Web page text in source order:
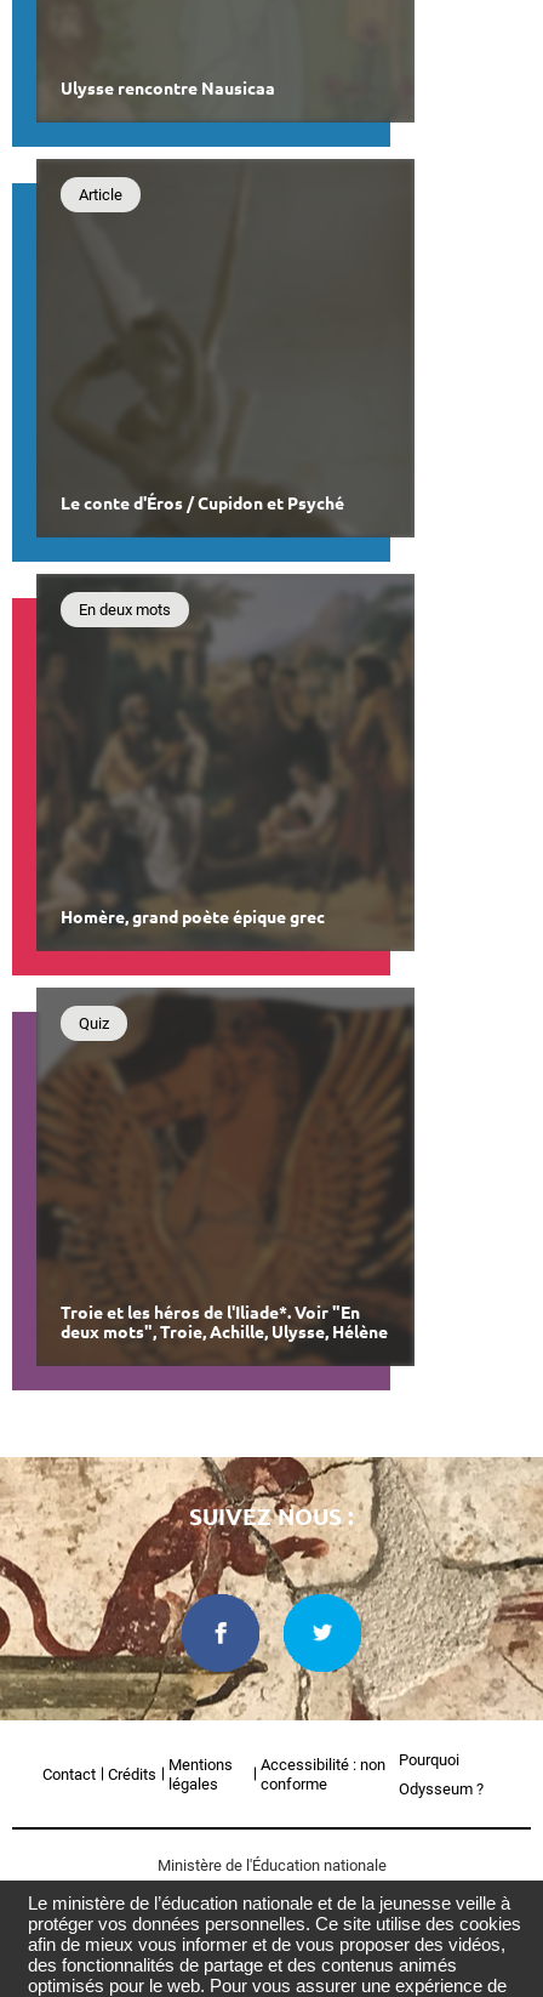
Ulysse rencontre Nausicaa
Le conte d'Éros / Cupidon et Psyché
Article
Homère, grand poète épique grec
En deux mots
Troie et les héros de l'Iliade*. Voir "En
deux mots", Troie, Achille, Ulysse, Hélène
Quiz
Retourner
en
SUIVEZ NOUS :
Contact Crédits
Mentions
légales
Accessibilité : non
conforme
Pourquoi
Odysseum ?
Ministère de l'Éducation nationale
Le ministère de l’éducation nationale et de la jeunesse veille à
protéger vos données personnelles. Ce site utilise des cookies
afin de mieux vous informer et de vous proposer des vidéos,
des fonctionnalités de partage et des contenus animés
optimisés pour le web. Pour vous assurer une expérience de